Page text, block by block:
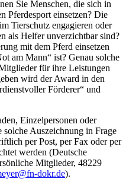
Sie Menschen, die sich in
Pferdesport einsetzen? Die
Tierschutz engagieren oder
als Helfer unverzichtbar sind?
mit dem Pferd einsetzen
am Mann“ ist? Genau solche
für ihre Leistungen
wird der Award in den
Förderer“ und
Einzelpersonen oder
Auszeichnung in Frage
per Post, per Fax oder per
werden (Deutsche
Mitglieder, 48229
dokr.de).